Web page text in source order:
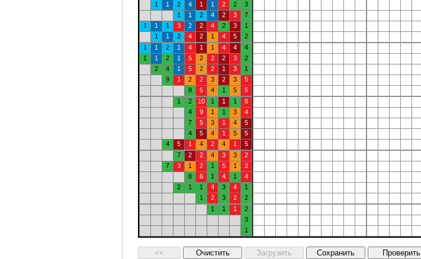
1
1 2 4 1 1 2 2
3
1
1 2 4 2 3
7
1
1 1 3 2 2 4 2 3
1
1
1 2 4 2 1 4 5
2
1
1 2 1 4 1 1 4 4
4
1
1 2 1 5 2 2 2 3
2
2
4 1 5 2 2 1 3
1
9
1 2 2 3 2 3
5
8
5 4 1 5
5
1
2 10 1 1 1
8
4
9 1 1 3
4
7
5 3 1 4
5
4
5 4 1 5
5
4
5 1 4 2 4 1
5
7
2 2 4 3 3
2
7
3 1 2 1 5 1
2
8
6 1 4 1
4
2
1 1 4 3 4
1
1
2 3 2
2
1
1 1
2
3
1